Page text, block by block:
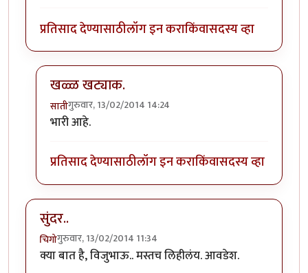
प्रतिसाद देण्यासाठीलॉग इन कराकिंवासदस्य व्हा
खळ्ळ खट्याक.
सातीगुरुवार, 13/02/2014 14:24
In reply to
भारी आहे.
प्रतिसाद देण्यासाठीलॉग इन कराकिंवासदस्य व्हा
सुंदर..
चिगोगुरुवार, 13/02/2014 11:34
क्या बात है, विजुभाऊ.. मस्तच लिहीलंय. आवडेश.